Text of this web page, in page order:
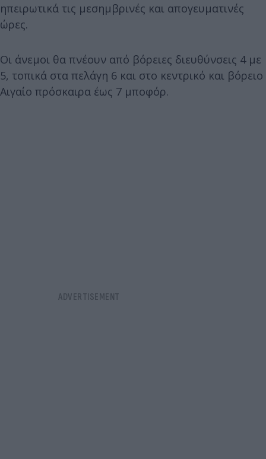
ηπειρωτικά τις μεσημβρινές και απογευματινές
ώρες.
Οι άνεμοι θα πνέουν από βόρειες διευθύνσεις 4 με
5, τοπικά στα πελάγη 6 και στο κεντρικό και βόρειο
Αιγαίο πρόσκαιρα έως 7 μποφόρ.